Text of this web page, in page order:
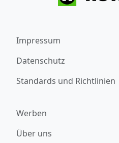
Impressum
Datenschutz
Standards und Richtlinien
Werben
Über uns